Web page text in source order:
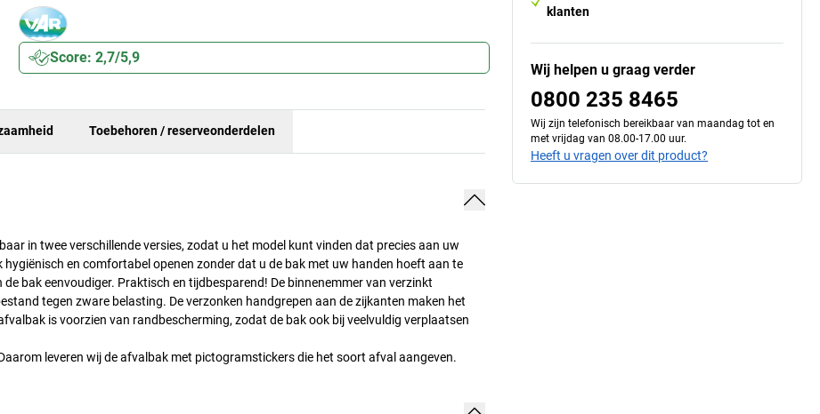
Score: 2,7/5,9
Toebehoren / reserveonderdelen
in twee verschillende versies, zodat u het model kunt vinden dat precies aan uw
en comfortabel openen zonder dat u de bak met uw handen hoeft aan te
bak eenvoudiger. Praktisch en tijdbesparend! De binnenemmer van verzinkt
tegen zware belasting. De verzonken handgrepen aan de zijkanten maken het
is voorzien van randbescherming, zodat de bak ook bij veelvuldig verplaatsen
leveren wij de afvalbak met pictogramstickers die het soort afval aangeven.
klanten
Wij helpen u graag verder
0800 235 8465
Wij zijn telefonisch bereikbaar van maandag tot en
met vrijdag van 08.00-17.00 uur.
Heeft u vragen over dit product?